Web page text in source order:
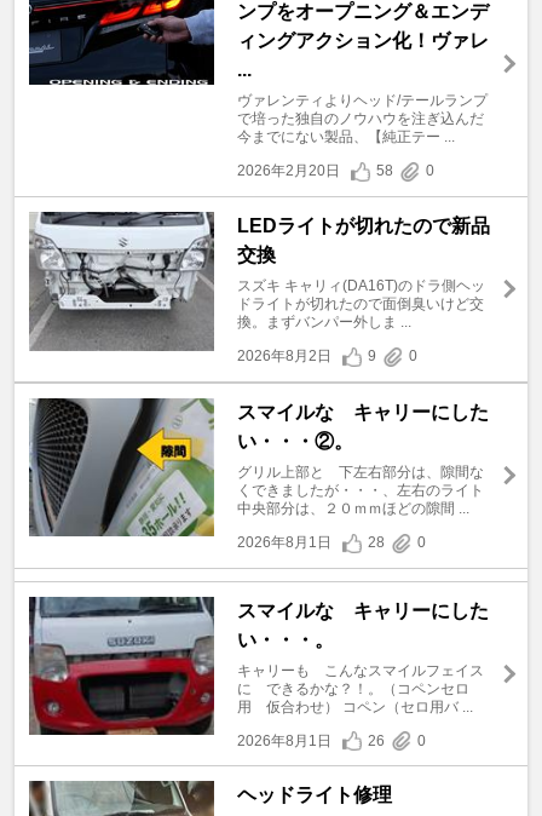
ンプをオープニング＆エンデ
ィングアクション化！ヴァレ
...
ヴァレンティよりヘッド/テールランプ
で培った独自のノウハウを注ぎ込んだ
今までにない製品、【純正テー ...
2026年2月20日
58 0
LEDライトが切れたので新品
交換
スズキ キャリィ(DA16T)のドラ側ヘッ
ドライトが切れたので面倒臭いけど交
換。まずバンパー外しま ...
2026年8月2日
9 0
スマイルな キャリーにした
い・・・②。
グリル上部と 下左右部分は、隙間な
くできましたが・・・、左右のライト
中央部分は、２０ｍｍほどの隙間 ...
2026年8月1日
28 0
スマイルな キャリーにした
い・・・。
キャリーも こんなスマイルフェイス
に できるかな？！。（コペンセロ
用 仮合わせ） コペン（セロ用バ ...
2026年8月1日
26 0
ヘッドライト修理